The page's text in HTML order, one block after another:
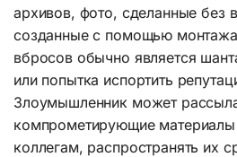
архивов, фото, сделанные без
созданные с помощью
вбросов обычно является
или попытка испортить
Злоумышленник может
компрометирующие
коллегам, распространять их